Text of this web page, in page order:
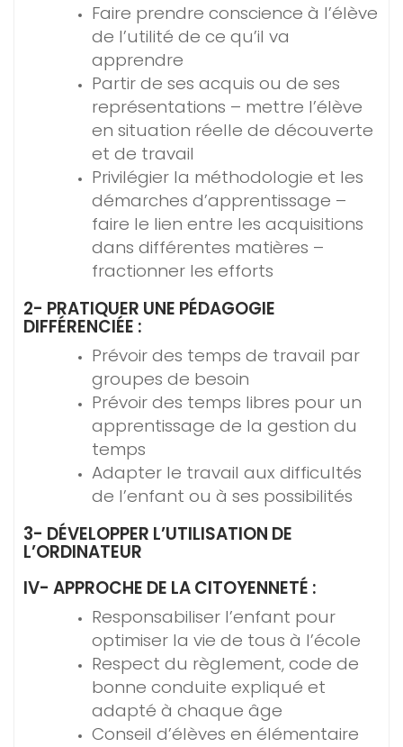
Faire prendre conscience à l’élève
de l’utilité de ce qu’il va
apprendre
Partir de ses acquis ou de ses
représentations – mettre l’élève
en situation réelle de découverte
et de travail
Privilégier la méthodologie et les
démarches d’apprentissage –
faire le lien entre les acquisitions
dans différentes matières –
fractionner les efforts
2- PRATIQUER UNE PÉDAGOGIE
DIFFÉRENCIÉE :
Prévoir des temps de travail par
groupes de besoin
Prévoir des temps libres pour un
apprentissage de la gestion du
temps
Adapter le travail aux difficultés
de l’enfant ou à ses possibilités
3- DÉVELOPPER L’UTILISATION DE
L’ORDINATEUR
IV- APPROCHE DE LA CITOYENNETÉ :
Responsabiliser l’enfant pour
optimiser la vie de tous à l’école
Respect du règlement, code de
bonne conduite expliqué et
adapté à chaque âge
Conseil d’élèves en élémentaire